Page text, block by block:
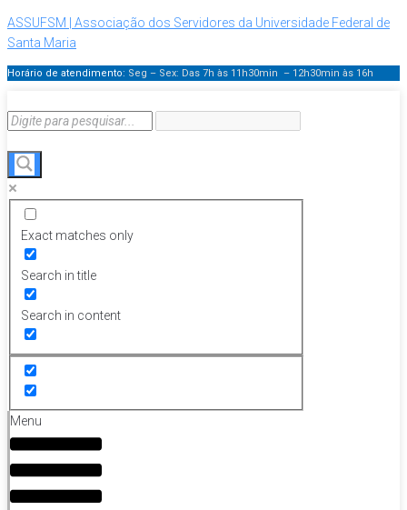
ASSUFSM | Associação dos Servidores da Universidade Federal de
Santa Maria
Horário de atendimento: Seg – Sex: Das 7h às 11h30min – 12h30min às 16h
Exact matches only
Search in title
Search in content
Menu